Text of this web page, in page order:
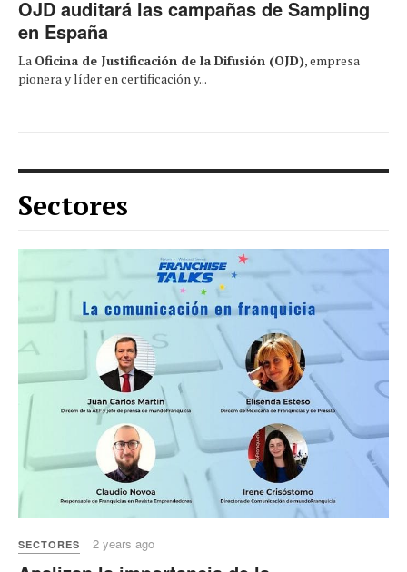
OJD auditará las campañas de Sampling
en España
La Oficina de Justificación de la Difusión (OJD), empresa
pionera y líder en certificación y...
Sectores
SECTORES 2 years ago